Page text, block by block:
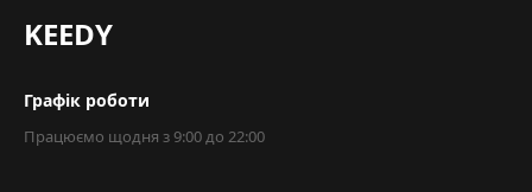
KEEDY
Графік роботи
Працюємо щодня з 9:00 до 22:00